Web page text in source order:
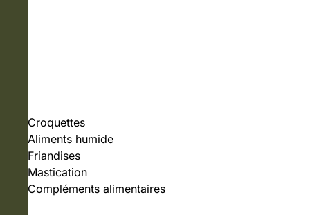
Croquettes
Aliments humide
Friandises
Mastication
Compléments alimentaires